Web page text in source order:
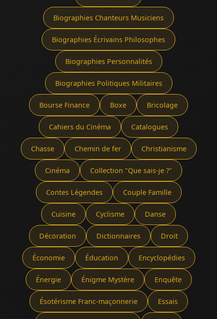
Biographies Chanteurs Musiciens
Biographies Écrivains Philosophes
Biographies Personnalités
Biographies Politiques Militaires
Bourse Finance Boxe Bricolage
Cahiers du Cinéma Catalogues
Chasse Chemin de fer Christianisme
Cinéma Collection "Que sais-je ?"
Contes Légendes Couple Famille
Cuisine Cyclisme Danse
Décoration Dictionnaires Droit
Économie Éducation Encyclopédies
Énergie Énigme Mystère Enquête
Ésotérisme Franc-maçonnerie Essais